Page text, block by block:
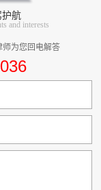
护航
and interests
师为您回电解答